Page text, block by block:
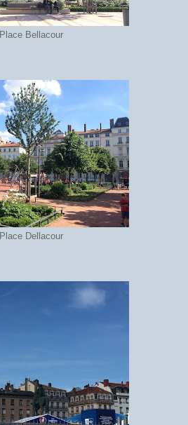
Place Bellacour
Place Dellacour